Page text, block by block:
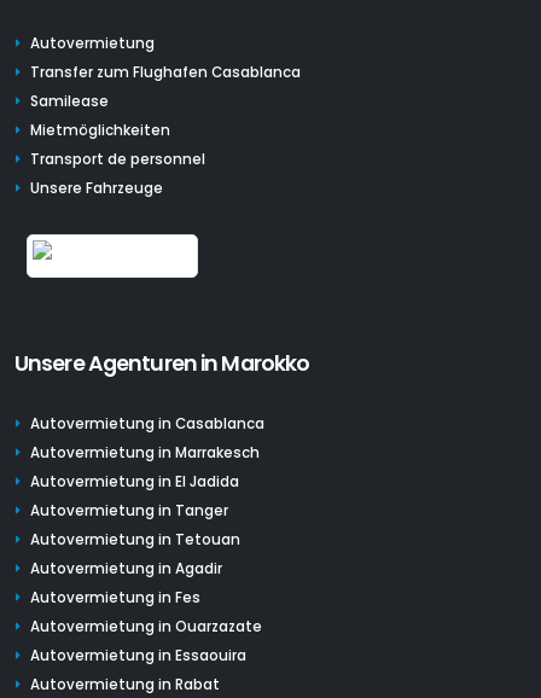
Autovermietung
Transfer zum Flughafen Casablanca
Samilease
Mietmöglichkeiten
Transport de personnel
Unsere Fahrzeuge
Unsere Agenturen in Marokko
Autovermietung in Casablanca
Autovermietung in Marrakesch
Autovermietung in El Jadida
Autovermietung in Tanger
Autovermietung in Tetouan
Autovermietung in Agadir
Autovermietung in Fes
Autovermietung in Ouarzazate
Autovermietung in Essaouira
Autovermietung in Rabat